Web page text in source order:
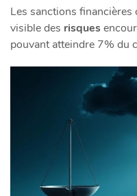
Les sanctions
visible des risques
pouvant atteindre 7% du